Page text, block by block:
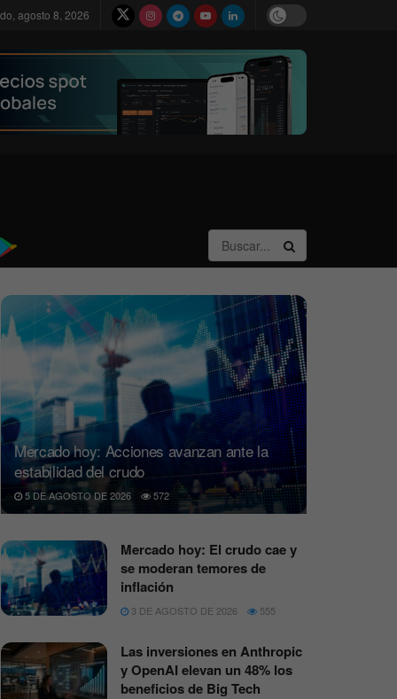
agosto 8, 2026
Mercado hoy: Acciones avanzan ante la
estabilidad del crudo
5 DE AGOSTO DE 2026 572
Mercado hoy: El crudo cae y
se moderan temores de
inflación
3 DE AGOSTO DE 2026 555
Las inversiones en Anthropic
y OpenAI elevan un 48% los
beneficios de Big Tech